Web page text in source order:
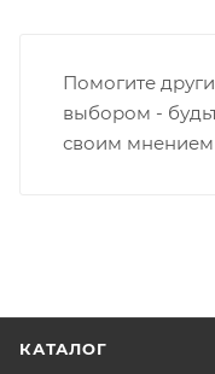
Помогите
выбором -
своим мнением
КАТАЛОГ